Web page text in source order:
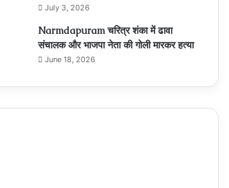
July 3, 2026
Narmdapuram चरित्र शंका में ढावा
संचालक और भाजपा नेता की गोली मारकर हत्या
June 18, 2026